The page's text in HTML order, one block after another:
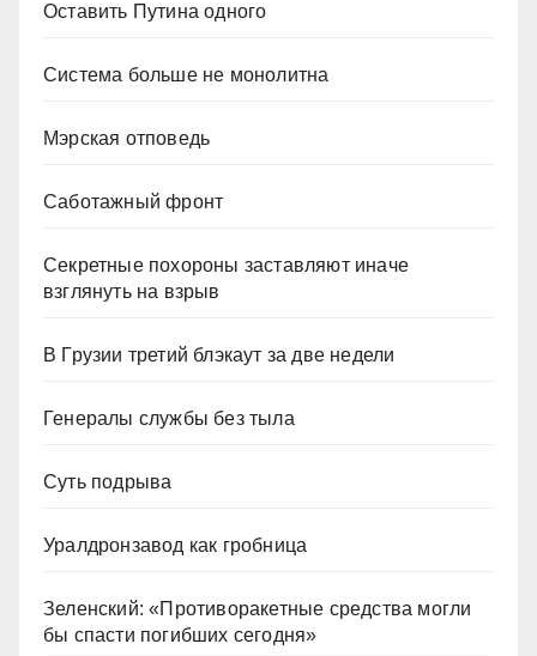
Оставить Путина одного
Система больше не монолитна
Мэрская отповедь
Саботажный фронт
Секретные похороны заставляют иначе
взглянуть на взрыв
В Грузии третий блэкаут за две недели
Генералы службы без тыла
Суть подрыва
Уралдронзавод как гробница
Зеленский: «Противоракетные средства могли
бы спасти погибших сегодня»